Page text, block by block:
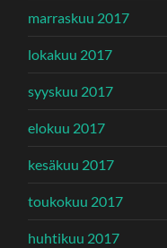
marraskuu 2017
lokakuu 2017
syyskuu 2017
elokuu 2017
kesäkuu 2017
toukokuu 2017
huhtikuu 2017